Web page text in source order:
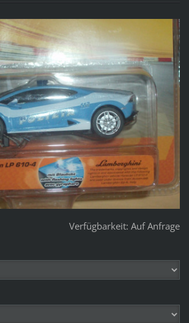
Verfügbarkeit: Auf Anfrage